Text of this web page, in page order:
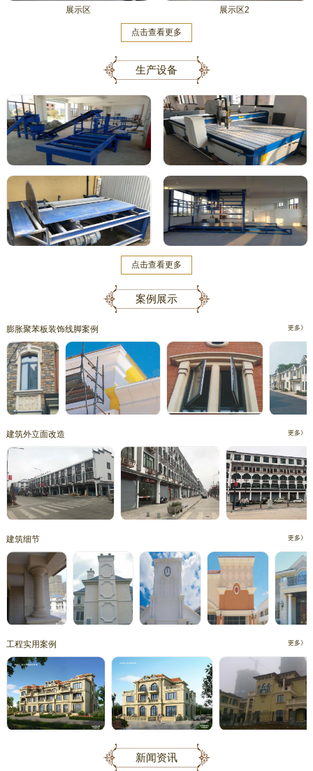
展示区 展示区2
点击查看更多
生产设备
点击查看更多
案例展示
膨胀聚苯板装饰线脚案例 更多》
建筑外立面改造 更多》
建筑细节 更多》
工程实用案例 更多》
新闻资讯